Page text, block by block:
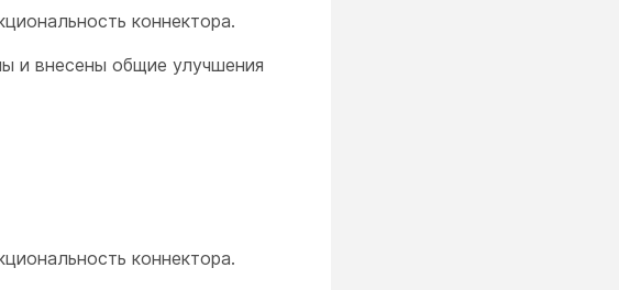
коннектора.
и внесены общие улучшения
коннектора.